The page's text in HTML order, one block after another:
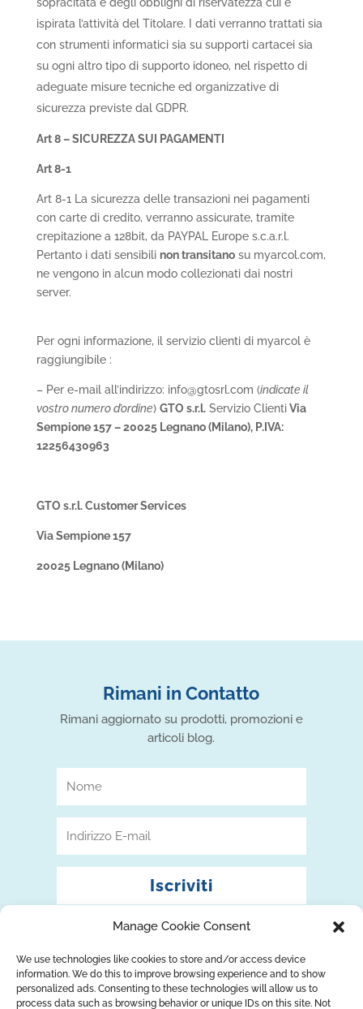
Manage Cookie Consent
We use technologies like cookies to store and/or access device
information. We do this to improve browsing experience and to show
personalized ads. Consenting to these technologies will allow us to
process data such as browsing behavior or unique IDs on this site. Not
ispirata l’attività del Titolare. I dati verranno trattati sia
con strumenti informatici sia su supporti cartacei sia
su ogni altro tipo di supporto idoneo, nel rispetto di
adeguate misure tecniche ed organizzative di
sicurezza previste dal GDPR.
Art 8 – SICUREZZA SUI PAGAMENTI
Art 8-1
Art 8-1 La sicurezza delle transazioni nei pagamenti
con carte di credito, verranno assicurate, tramite
crepitazione a 128bit, da PAYPAL Europe s.c.a.r.l.
Pertanto i dati sensibili non transitanosu myarcol.com,
ne vengono in alcun modo collezionati dai nostri
server.
Per ogni informazione, il servizio clienti di myarcol è
raggiungibile :
– Per e-mail all’indirizzo: info@gtosrl.com (indicate il
vostro numero d’ordine) GTO s.r.l.Servizio ClientiVia
Sempione 157 – 20025 Legnano (Milano), P.IVA:
12256430963
GTO s.r.l.Customer Services
Via Sempione 157
20025 Legnano (Milano)
Rimani in Contatto
Rimani aggiornato su prodotti, promozioni e
articoli blog.
Iscriviti